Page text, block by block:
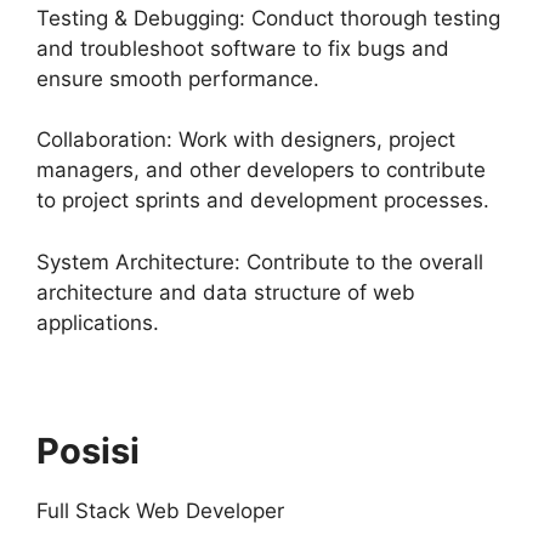
Testing & Debugging: Conduct thorough testing
and troubleshoot software to fix bugs and
ensure smooth performance.
Collaboration: Work with designers, project
managers, and other developers to contribute
to project sprints and development processes.
System Architecture: Contribute to the overall
architecture and data structure of web
applications.
Posisi
Full Stack Web Developer